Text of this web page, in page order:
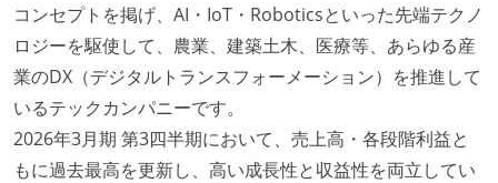
コンセプトを掲げ、AI・IoT・Roboticsといった先端テクノ
ロジーを駆使して、農業、建築土木、医療等、あらゆる産
業のDX（デジタルトランスフォーメーション）を推進して
いるテックカンパニーです。
2026年3月期 第3四半期において、売上高・各段階利益と
もに過去最高を更新し、高い成長性と収益性を両立してい